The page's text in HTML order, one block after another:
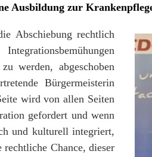
Ausbildung zur
Abschiebung rechtlich
werden, abgeschoben
Bürgermeisterin
wird von allen Seiten
gefordert und wenn
und kulturell integriert,
Chance, dieser